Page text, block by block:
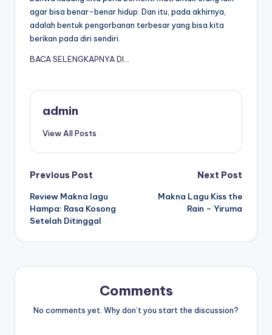
agar bisa benar-benar hidup. Dan itu, pada akhirnya,
adalah bentuk pengorbanan terbesar yang bisa kita
berikan pada diri sendiri.
BACA SELENGKAPNYA DI…
admin
View All Posts
Post
navigation
Previous Post
Review Makna lagu
Hampa: Rasa Kosong
Setelah Ditinggal
Next Post
Makna Lagu Kiss the
Rain – Yiruma
Comments
No comments yet. Why don’t you start the discussion?